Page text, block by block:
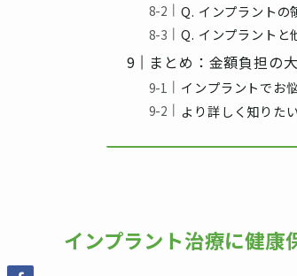
Q. インプラントの
Q. インプラントと
まとめ：金額負担の
インプラントでお
より詳しく知りた
インプラント治療に健康